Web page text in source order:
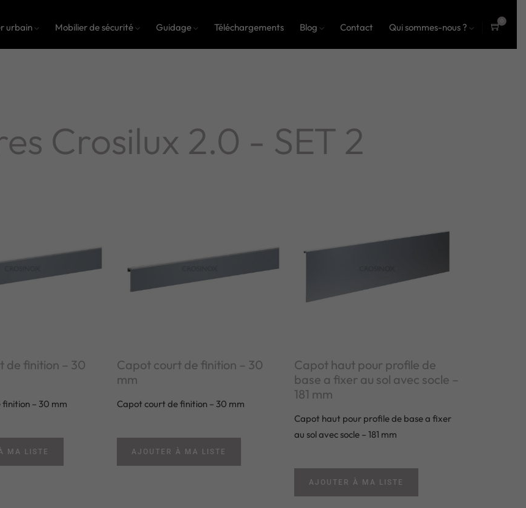
urbain Mobilier de sécurité Guidage Téléchargements Blog Contact Qui sommes-nous ?
0
Crosilux 2.0 - SET 2
de finition – 30
– 30 mm
MA LISTE
Capot court de finition – 30
mm
Capot court de finition – 30 mm
AJOUTER À MA LISTE
Capot haut pour profile de
base a fixer au sol avec socle –
181 mm
Capot haut pour profile de base a fixer
au sol avec socle – 181 mm
AJOUTER À MA LISTE